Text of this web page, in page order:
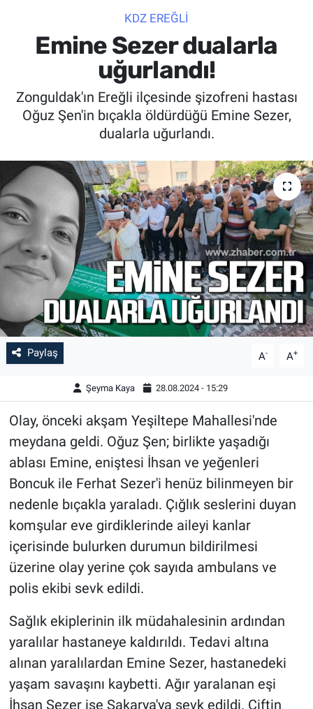
KDZ EREĞLİ
Emine Sezer dualarla
uğurlandı!
Zonguldak'ın Ereğli ilçesinde şizofreni hastası
Oğuz Şen'in bıçakla öldürdüğü Emine Sezer,
dualarla uğurlandı.
Paylaş A- A+
Şeyma Kaya 28.08.2024 - 15:29
Olay, önceki akşam Yeşiltepe Mahallesi'nde
meydana geldi. Oğuz Şen; birlikte yaşadığı
ablası Emine, eniştesi İhsan ve yeğenleri
Boncuk ile Ferhat Sezer'i henüz bilinmeyen bir
nedenle bıçakla yaraladı. Çığlık seslerini duyan
komşular eve girdiklerinde aileyi kanlar
içerisinde bulurken durumun bildirilmesi
üzerine olay yerine çok sayıda ambulans ve
polis ekibi sevk edildi.
Sağlık ekiplerinin ilk müdahalesinin ardından
yaralılar hastaneye kaldırıldı. Tedavi altına
alınan yaralılardan Emine Sezer, hastanedeki
yaşam savaşını kaybetti. Ağır yaralanan eşi
İhsan Sezer ise Sakarya'ya sevk edildi. Çiftin
SAĞLIK